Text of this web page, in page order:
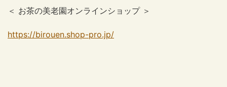
＜ お茶の美老園オンラインショップ ＞
https://birouen.shop-pro.jp/